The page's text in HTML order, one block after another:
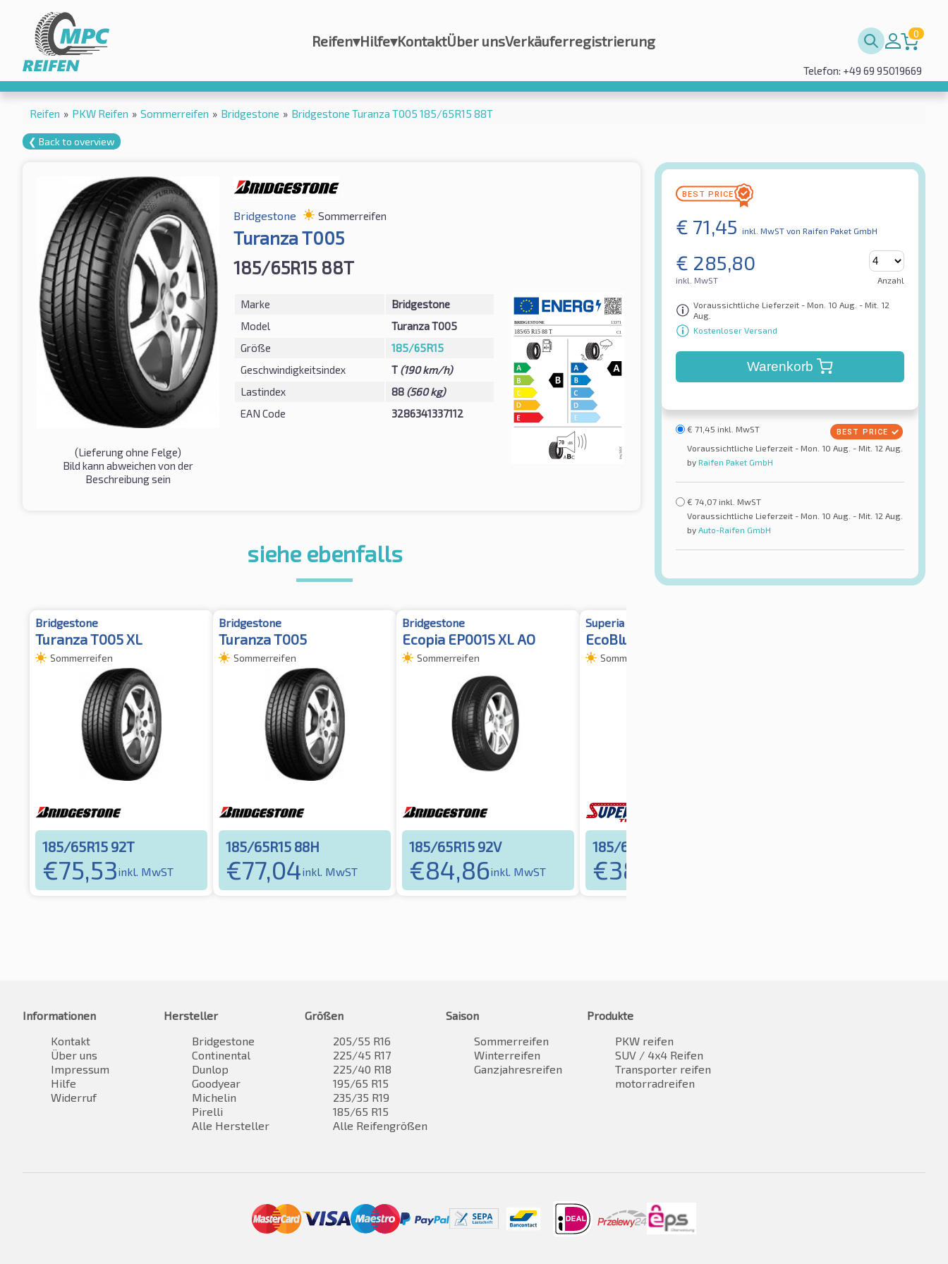
Reifen▾Hilfe▾KontaktÜber unsVerkäuferregistrierung 0
Telefon: +49 69 95019669
Reifen » PKW Reifen » Sommerreifen » Bridgestone » Bridgestone Turanza T005 185/65R15 88T
❮ Back to overview
(Lieferung ohne Felge)
Bild kann abweichen von der
Beschreibung sein
Bridgestone Sommerreifen
Turanza T005
185/65R15 88T
Marke
Bridgestone
Model
Turanza T005
Größe
185/65R15
Geschwindigkeitsindex
T (190 km/h)
Lastindex
88 (560 kg)
EAN Code
3286341337112
€ 71,45 inkl. MwST von Raifen Paket GmbH
€ 285,80
inkl. MwST Anzahl
Voraussichtliche Lieferzeit - Mon. 10 Aug. - Mit. 12
Aug.
Kostenloser Versand
Warenkorb
€ 71,45 inkl. MwST
Voraussichtliche Lieferzeit - Mon. 10 Aug. - Mit. 12 Aug.
by Raifen Paket GmbH
€ 74,07 inkl. MwST
Voraussichtliche Lieferzeit - Mon. 10 Aug. - Mit. 12 Aug.
by Auto-Raifen GmbH
siehe ebenfalls
Bridgestone
Turanza T005 XL
Sommerreifen
185/65R15 92T
€75,53inkl. MwST
Bridgestone
Turanza T005
Sommerreifen
185/65R15 88H
€77,04inkl. MwST
Bridgestone
Ecopia EP001S XL AO
Sommerreifen
185/65R15 92V
€84,86inkl. MwST
Superia
EcoBlue HP
Sommerreifen
185/65R15 88T
€38,56
Informationen
Kontakt
Über uns
Impressum
Hilfe
Widerruf
Hersteller
Bridgestone
Continental
Dunlop
Goodyear
Michelin
Pirelli
Alle Hersteller
Größen
205/55 R16
225/45 R17
225/40 R18
195/65 R15
235/35 R19
185/65 R15
Alle Reifengrößen
Saison
Sommerreifen
Winterreifen
Ganzjahresreifen
Produkte
PKW reifen
SUV / 4x4 Reifen
Transporter reifen
motorradreifen